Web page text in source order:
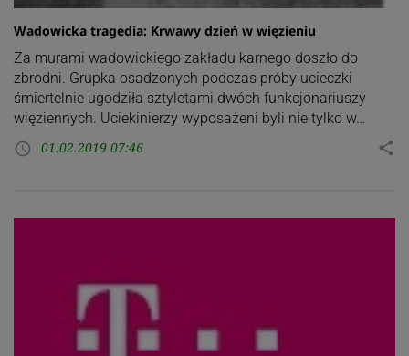
Wadowicka tragedia: Krwawy dzień w więzieniu
Za murami wadowickiego zakładu karnego doszło do
zbrodni. Grupka osadzonych podczas próby ucieczki
śmiertelnie ugodziła sztyletami dwóch funkcjonariuszy
więziennych. Uciekinierzy wyposażeni byli nie tylko w…
access_time 01.02.2019 07:46 share